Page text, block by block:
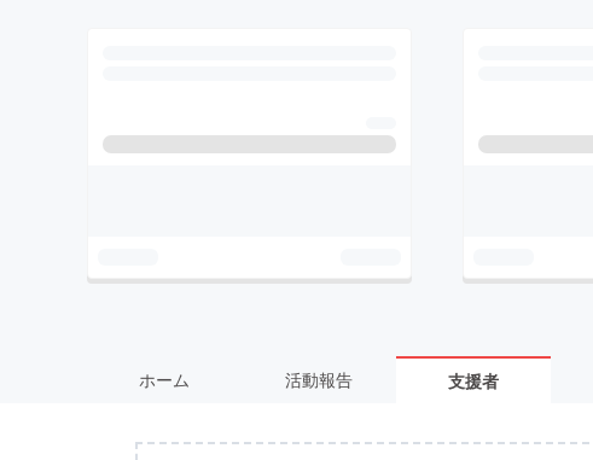
ホーム 活動報告 支援者